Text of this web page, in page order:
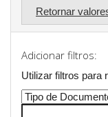
Retornar
Adicionar filtros:
Utilizar filtros para